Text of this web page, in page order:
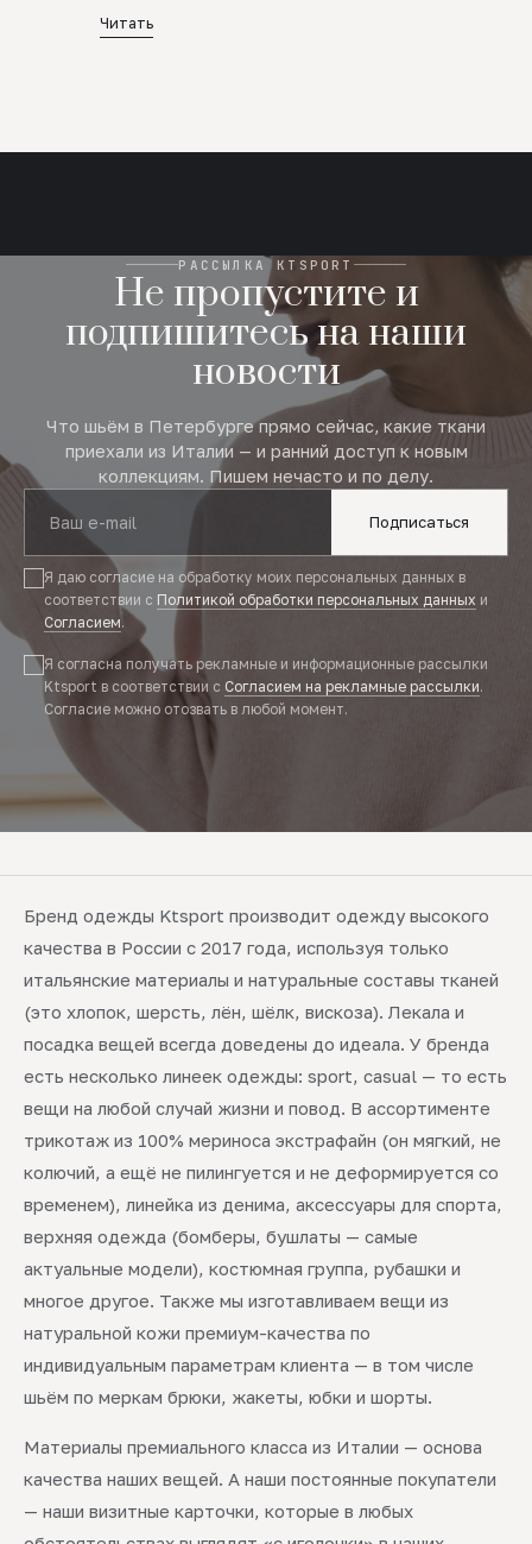
Читать
РАССЫЛКА KTSPORT
Не пропустите и
подпишитесь на наши
новости
Что шьём в Петербурге прямо сейчас, какие ткани
приехали из Италии — и ранний доступ к новым
коллекциям. Пишем нечасто и по делу.
Подписаться
Я даю согласие на обработку моих персональных данных в
соответствии с Политикой обработки персональных данных и
Согласием.
Я согласна получать рекламные и информационные рассылки
Ktsport в соответствии с Согласием на рекламные рассылки.
Согласие можно отозвать в любой момент.
Бренд одежды Ktsport производит одежду высокого
качества в России с 2017 года, используя только
итальянские материалы и натуральные составы тканей
(это хлопок, шерсть, лён, шёлк, вискоза). Лекала и
посадка вещей всегда доведены до идеала. У бренда
есть несколько линеек одежды: sport, casual — то есть
вещи на любой случай жизни и повод. В ассортименте
трикотаж из 100% мериноса экстрафайн (он мягкий, не
колючий, а ещё не пилингуется и не деформируется со
временем), линейка из денима, аксессуары для спорта,
верхняя одежда (бомберы, бушлаты — самые
актуальные модели), костюмная группа, рубашки и
многое другое. Также мы изготавливаем вещи из
натуральной кожи премиум-качества по
индивидуальным параметрам клиента — в том числе
шьём по меркам брюки, жакеты, юбки и шорты.
Материалы премиального класса из Италии — основа
качества наших вещей. А наши постоянные покупатели
— наши визитные карточки, которые в любых